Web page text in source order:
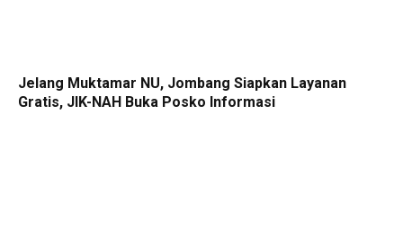
Jelang Muktamar NU, Jombang Siapkan Layanan
Gratis, JIK-NAH Buka Posko Informasi